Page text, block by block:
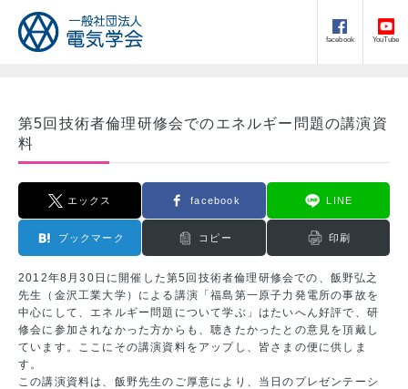
facebook YouTube
第5回技術者倫理研修会でのエネルギー問題の講演資
料
エックス facebook LINE
ブックマーク コピー 印刷
2012年8月30日に開催した第5回技術者倫理研修会での、飯野弘之
先生（金沢工業大学）による講演「福島第一原子力発電所の事故を
中心にして、エネルギー問題について学ぶ」はたいへん好評で、研
修会に参加されなかった方からも、聴きたかったとの意見を頂戴し
ています。ここにその講演資料をアップし、皆さまの便に供しま
す。
この講演資料は、飯野先生のご厚意により、当日のプレゼンテーシ